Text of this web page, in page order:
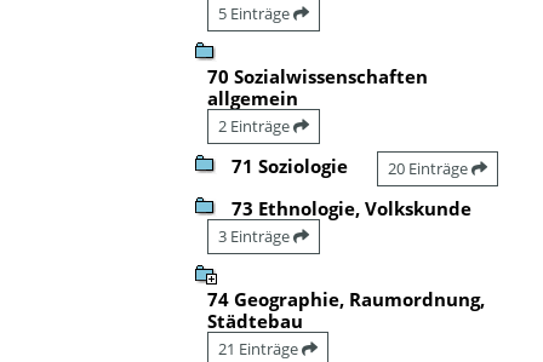
5 Einträge
70 Sozialwissenschaften
allgemein
2 Einträge
71 Soziologie 20 Einträge
73 Ethnologie, Volkskunde
3 Einträge
74 Geographie, Raumordnung,
Städtebau
21 Einträge